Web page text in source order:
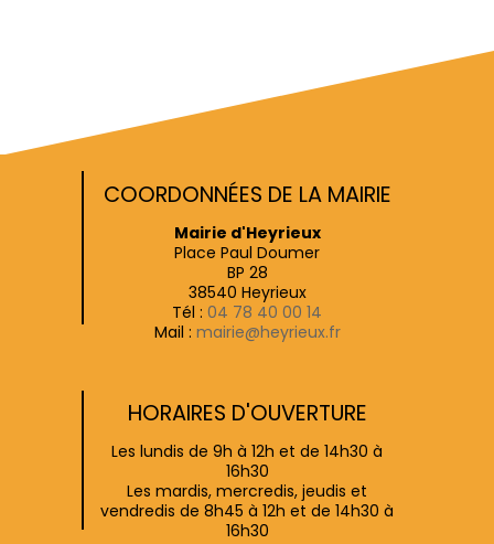
COORDONNÉES DE LA MAIRIE
Mairie d'Heyrieux
Place Paul Doumer
BP 28
38540 Heyrieux
Tél : 04 78 40 00 14
Mail : mairie@heyrieux.fr
HORAIRES D'OUVERTURE
Les lundis de 9h à 12h et de 14h30 à
16h30
Les mardis, mercredis, jeudis et
vendredis de 8h45 à 12h et de 14h30 à
16h30